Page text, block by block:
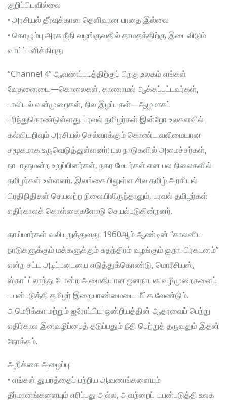
குறிப்பிடவில்லை
• அரசியல் தீர்வுக்கான தெளிவான பாதை இல்லை
• கொழும்பு அரசு நீதி வழங்குவதில் தாமதத்திற்கு இடைவிடும்
வாய்ப்பளிக்கிறது
“Channel 4” ஆவணப்படத்திற்குப் பிறகு உலகம் எங்கள்
வேதனையை—கொலைகள், காணாமல் ஆக்கப்பட்டவர்கள்,
பாலியல் வன்முறைகள், நில இழப்புகள்—ஆழமாகப்
புரிந்துகொண்டுள்ளது. பரவல் தமிழர்கள் இன்றோ உலகளவில்
கல்வியறிவும் அரசியல் செல்வாக்கும் கொண்ட வலிமையான
சமூகமாக உருவெடுத்துள்ளனர்; பல நாடுகளில் அமைச்சர்கள்,
நாடாளுமன்ற உறுப்பினர்கள், நகர மேயர்கள் என பல நிலைகளில்
தமிழர்கள் உள்ளனர். இலங்கையிலுள்ள சில தமிழ் அரசியல்
பிரதிநிதிகள் செயலற்ற நிலையிலிருந்தாலும், பரவல் தமிழர்கள்
எதிர்காலக் கொள்கைகளோடு செயல்படுகின்றனர்.
தாய்மார்கள் வலியுறுத்துவது: 1960ஆம் ஆண்டின் “காலனிய
நாடுகளுக்கும் மக்களுக்கும் சுதந்திரம் வழங்கும் ஐ.நா. பிரகடனம்”
என்ற சட்ட அடிப்படையை எடுத்துக்கொண்டு, மொரீசியஸ்,
ஸ்காட்ட்லாந்து போன்ற அமைதியான ஜனநாயக வழிமுறைகளைப்
பயன்படுத்தி தமிழர் இறையாண்மையை மீட்க வேண்டும்.
அமெரிக்கா மற்றும் ஐரோப்பிய ஒன்றியத்தின் ஆதரவைப் பெற்று
எதிர்கால இனவழிப்பைத் தடுப்பதும் நீதி பெற்றுத் தருவதும் இதன்
நோக்கம்.
அறிக்கை அழைப்பு:
• எங்கள் துயரத்தைப் பற்றிய ஆவணங்களையும்
தீர்மானங்களையும் எரிப்பது அல்ல, அவற்றைப் பயன்படுத்தி உலக